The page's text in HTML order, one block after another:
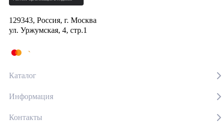
129343, Россия, г. Москва
ул. Уржумская, 4, стр.1
Каталог
Информация
Контакты